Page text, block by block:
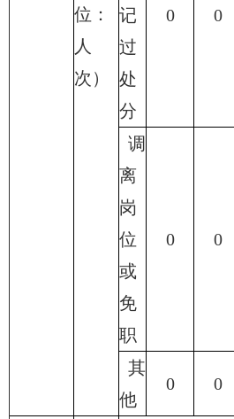
位：
人
次）
记
过
处
分
0 0
调
离
岗
位
或
免
职
0 0
其
他
0 0